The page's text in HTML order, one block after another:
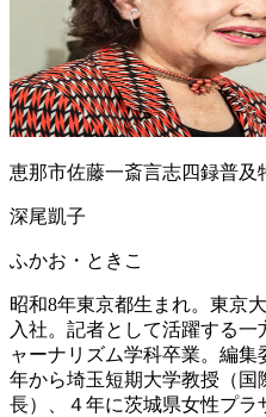
恵那市佐藤一斎言志四録普
深尾凱子
ふかお・ときこ
昭和8年東京都生まれ。東京
入社。記者として活躍する
ャーナリズム学科卒業。編
年から埼玉短期大学教授（
長）、４年に茨城県女性プラ